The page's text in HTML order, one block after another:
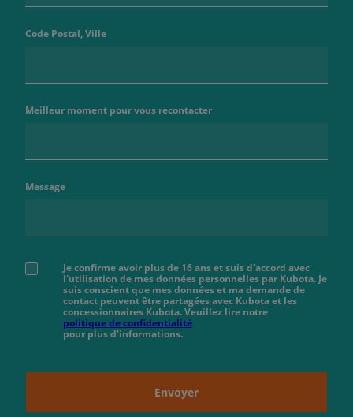
Code Postal, Ville
Meilleur moment pour vous recontacter
Message
Je confirme avoir plus de 16 ans et suis d'accord avec
l'utilisation de mes données personnelles par Kubota. Je
suis conscient que mes données et ma demande de
contact peuvent être partagées avec Kubota et les
concessionnaires Kubota. Veuillez lire notre
politique de confidentialité
pour plus d'informations.
Envoyer